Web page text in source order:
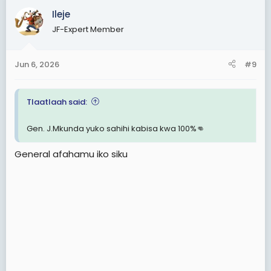
t
i
s
Ileje
JF-Expert Member
Jun 6, 2026 #9
Tlaatlaah said:
Gen. J.Mkunda yuko sahihi kabisa kwa 100%👊
General afahamu iko siku